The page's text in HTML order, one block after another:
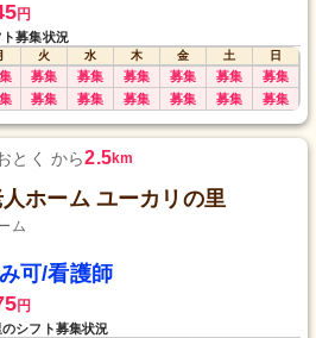
円
募集状況
火 水 木 金 土
日
募集 募集 募集 募集 募集 募集
募集 募集 募集 募集 募集 募集
とく から2.5km
ホーム ユーカリの里
ム
可/看護師
円
シフト募集状況